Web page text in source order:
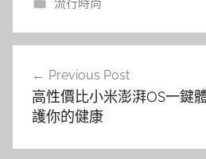
流行時尚
導
覽
Previous Post
高性價比小米澎湃OS一鍵
護你的健康